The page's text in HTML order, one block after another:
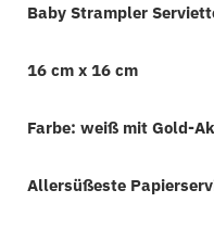
Baby Strampler
16 cm x 16 cm
Farbe: weiß mit Gold-
Allersüßeste